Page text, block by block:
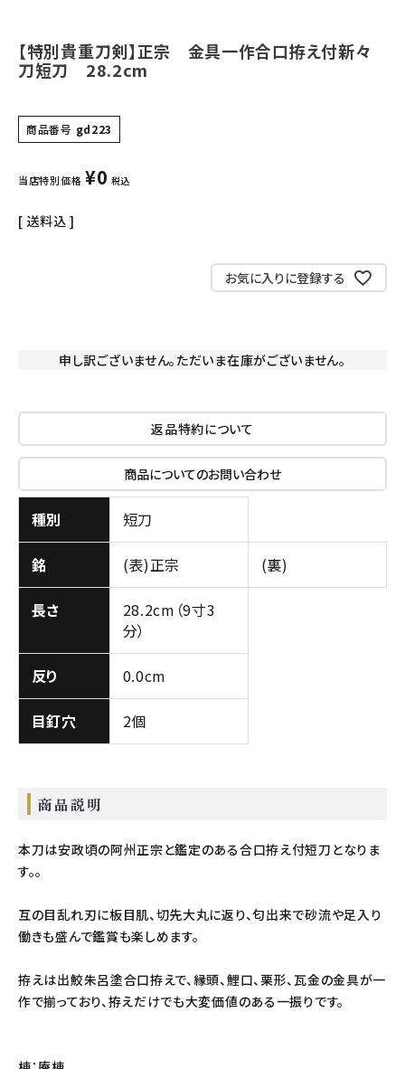
【特別貴重刀剣】正宗 金具一作合口拵え付新々
刀短刀 28.2cm
商品番号 gd223
当店特別価格 ¥0 税込
送料込
お気に入りに登録する
申し訳ございません。ただいま在庫がございません。
返品特約について
商品についてのお問い合わせ
種別 短刀
銘 (表)正宗 (裏)
長さ
28.2cm（9寸3
分）
反り 0.0cm
目釘穴 2個
商品説明
本刀は安政頃の阿州正宗と鑑定のある合口拵え付短刀となりま
す。。
互の目乱れ刃に板目肌、切先大丸に返り、匂出来で砂流や足入り
働きも盛んで鑑賞も楽しめます。
拵えは出鮫朱呂塗合口拵えで、縁頭、鯉口、栗形、瓦金の金具が一
作で揃っており、拵えだけでも大変価値のある一振りです。